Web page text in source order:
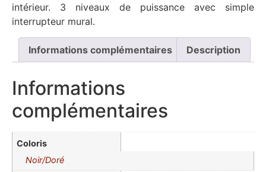
intérieur. 3 niveaux de puissance avec simple
interrupteur mural.
Informations complémentaires Description
Informations
complémentaires
Coloris
Noir/Doré